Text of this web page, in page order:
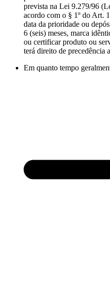
prevista na Lei 9.279/96
acordo com o § 1º do Art.
data da prioridade ou
6 (seis) meses, marca
ou certificar produto ou
terá direito de precedência
Em quanto tempo